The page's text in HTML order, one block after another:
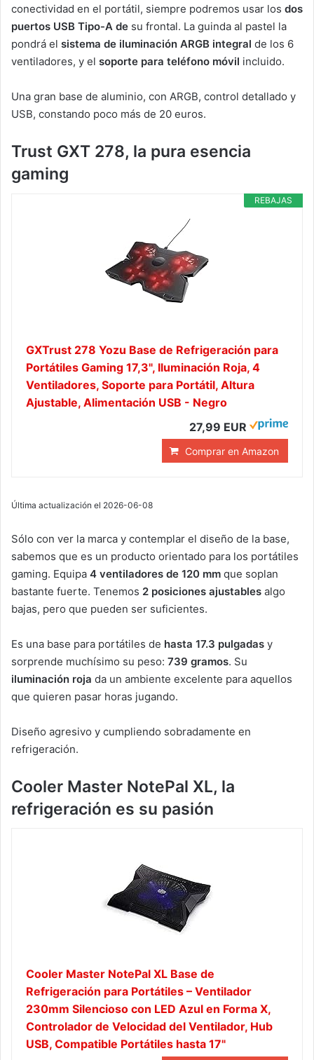
conectividad en el portátil, siempre podremos usar los dos
puertos USB Tipo-A de su frontal. La guinda al pastel la
pondrá el sistema de iluminación ARGB integral de los 6
ventiladores, y el soporte para teléfono móvil incluido.
Una gran base de aluminio, con ARGB, control detallado y
USB, constando poco más de 20 euros.
Trust GXT 278, la pura esencia
gaming
REBAJAS
GXTrust 278 Yozu Base de Refrigeración para
Portátiles Gaming 17,3", Iluminación Roja, 4
Ventiladores, Soporte para Portátil, Altura
Ajustable, Alimentación USB - Negro
27,99 EUR
Comprar en Amazon
Última actualización el 2026-06-08
Sólo con ver la marca y contemplar el diseño de la base,
sabemos que es un producto orientado para los portátiles
gaming. Equipa 4 ventiladores de 120 mm que soplan
bastante fuerte. Tenemos 2 posiciones ajustables algo
bajas, pero que pueden ser suficientes.
Es una base para portátiles de hasta 17.3 pulgadas y
sorprende muchísimo su peso: 739 gramos. Su
iluminación roja da un ambiente excelente para aquellos
que quieren pasar horas jugando.
Diseño agresivo y cumpliendo sobradamente en
refrigeración.
Cooler Master NotePal XL, la
refrigeración es su pasión
Cooler Master NotePal XL Base de
Refrigeración para Portátiles – Ventilador
230mm Silencioso con LED Azul en Forma X,
Controlador de Velocidad del Ventilador, Hub
USB, Compatible Portátiles hasta 17"